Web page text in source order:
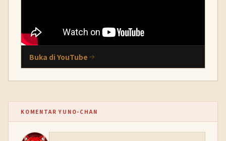
Buka di YouTube
KOMENTAR YUNO-CHAN